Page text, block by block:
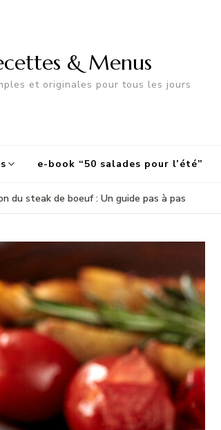
& Menus
et originales pour tous les jours
e-book “50 salades pour l’été”
du steak de boeuf : Un guide pas à pas